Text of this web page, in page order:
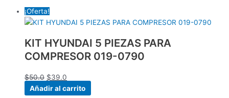
¡Oferta!
KIT HYUNDAI 5 PIEZAS PARA
COMPRESOR 019-0790
$50.0 $39.0
Añadir al carrito